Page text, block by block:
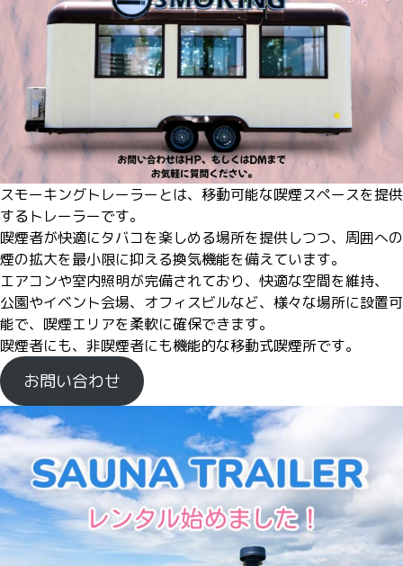
スモーキングトレーラーとは、移動可能な喫煙スペースを提供
するトレーラーです。
喫煙者が快適にタバコを楽しめる場所を提供しつつ、周囲への
煙の拡大を最小限に抑える換気機能を備えています。
エアコンや室内照明が完備されており、快適な空間を維持、
公園やイベント会場、オフィスビルなど、様々な場所に設置可
能で、喫煙エリアを柔軟に確保できます。
喫煙者にも、非喫煙者にも機能的な移動式喫煙所です。
お問い合わせ